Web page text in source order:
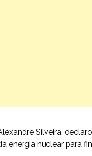
Silveira,
energia nuclear para